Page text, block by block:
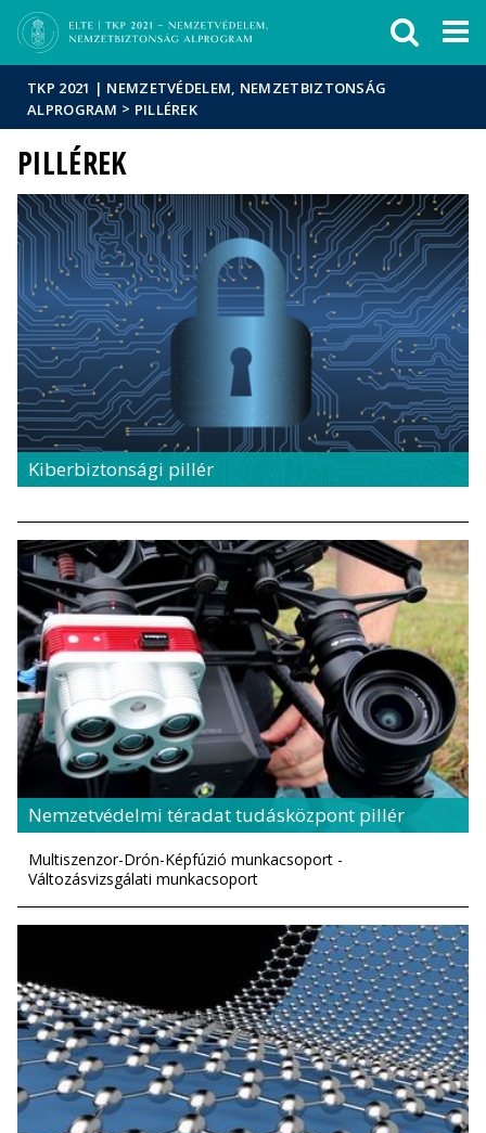
Hírek
Események
ELTE a
sajtóban
TKP 2021 | NEMZETVÉDELEM, NEMZETBIZTONSÁG
ALPROGRAM > PILLÉREK
PILLÉREK
Kiberbiztonsági pillér
Nemzetvédelmi téradat tudásközpont pillér
Multiszenzor-Drón-Képfúzió munkacsoport -
Változásvizsgálati munkacsoport